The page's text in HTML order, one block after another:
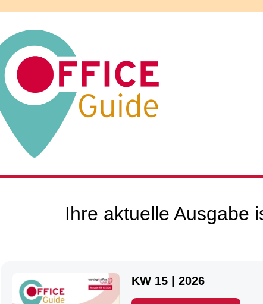
Ihre aktuelle Ausgabe
KW 15 | 2026